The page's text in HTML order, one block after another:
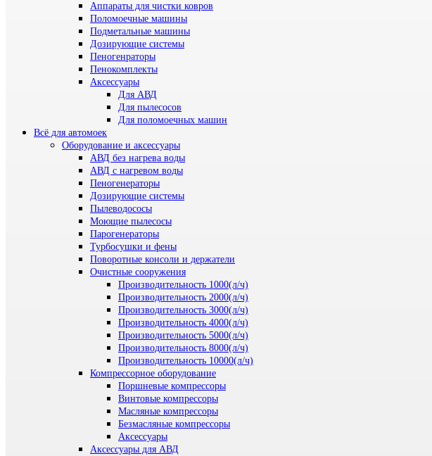
Аппараты для чистки ковров
Поломоечные машины
Подметальные машины
Дозирующие системы
Пеногенраторы
Пенокомплекты
Аксессуары
Для АВД
Для пылесосов
Для поломоечных машин
Всё для автомоек
Оборудование и аксессуары
АВД без нагрева воды
АВД с нагревом воды
Пеногенераторы
Дозирующие системы
Пылеводососы
Моющие пылесосы
Парогенераторы
Турбосушки и фены
Поворотные консоли и держатели
Очистные сооружения
Производительность 1000(л/ч)
Производительность 2000(л/ч)
Производительность 3000(л/ч)
Производительность 4000(л/ч)
Производительность 5000(л/ч)
Производительность 8000(л/ч)
Производительность 10000(л/ч)
Компрессорное оборудование
Поршневые компрессоры
Винтовые компрессоры
Масляные компрессоры
Безмасляные компрессоры
Аксессуары
Аксессуары для АВД